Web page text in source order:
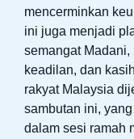
mencerminkan
ini juga menjadi
semangat
keadilan, dan
rakyat Malaysia
sambutan ini,
dalam sesi ramah